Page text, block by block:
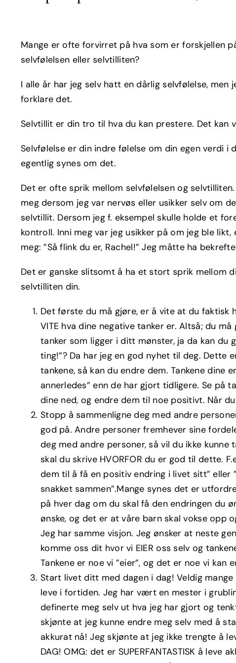
Mange er ofte forvirret på hva som er forskjellen
selvfølelsen eller selvtilliten?
I alle år har jeg selv hatt en dårlig selvfølelse,
forklare det.
Selvtillit er din tro til hva du kan prestere. Det kan
Selvfølelse er din indre følelse om din egen verdi
egentlig synes om det.
Det er ofte sprik mellom selvfølelsen og
meg dersom jeg var nervøs eller usikker selv om
selvtillit. Dersom jeg f. eksempel skulle holde et
kontroll. Inni meg var jeg usikker på om jeg ble
meg: ”Så flink du er, Rachel!” Jeg måtte ha
Det er ganske slitsomt å ha et stort sprik mellom
selvtilliten din.
Det første du må gjøre, er å vite at du faktisk
VITE hva dine negative tanker er. Altså; du
tanker som ligger i ditt mønster, ja da kan du
ting!”? Da har jeg en god nyhet til deg. Dette
tankene, så kan du endre dem. Tankene dine
annerledes” enn de har gjort tidligere. Se på
dine ned, og endre dem til noe positivt. Når
Stopp å sammenligne deg med andre
god på. Andre personer fremhever sine
deg med andre personer, så vil du ikke
skal du skrive HVORFOR du er god til dette.
dem til å få en positiv endring i livet sitt”
snakket sammen”.Mange synes det er
på hver dag om du skal få den endringen du
ønske, og det er at våre barn skal vokse opp
Jeg har samme visjon. Jeg ønsker at neste
komme oss dit hvor vi EIER oss selv og
Tankene er noe vi ”eier”, og det er noe vi kan
Start livet ditt med dagen i dag! Veldig
leve i fortiden. Jeg har vært en mester i
definerte meg selv ut hva jeg har gjort og
skjønte at jeg kunne endre meg selv med å
akkurat nå! Jeg skjønte at jeg ikke trengte å
DAG! OMG: det er SUPERFANTASTISK å